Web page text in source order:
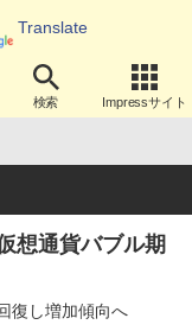
Translate
検索 Impressサイト
想通貨バブル期
復し増加傾向へ